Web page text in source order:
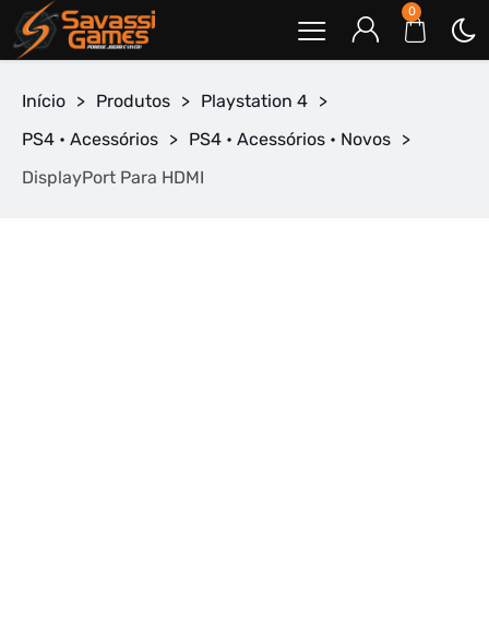
0
Início > Produtos > Playstation 4 >
PS4 • Acessórios > PS4 • Acessórios • Novos >
DisplayPort Para HDMI